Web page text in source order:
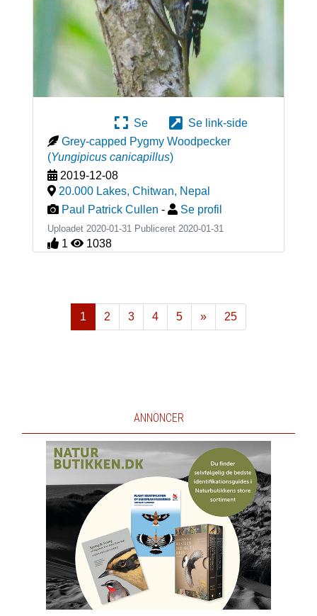
Se
Se link-side
Grey-capped Pygmy Woodpecker
(Yungipicus canicapillus)
2019-12-08
20.000 Lakes, Chitwan, Nepal
Paul Patrick Cullen - Se profil
Uploadet 2020-01-31 Publiceret 2020-01-31
1 1038
1 2 3 4 5
»
Næste
25
ANNONCER